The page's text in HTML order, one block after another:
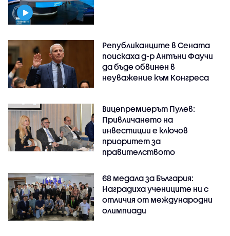
Републиканците в Сената
поискаха д-р Антъни Фаучи
да бъде обвинен в
неуважение към Конгреса
Вицепремиерът Пулев:
Привличането на
инвестиции е ключов
приоритет за
правителството
68 медала за България:
Наградиха учениците ни с
отличия от международни
олимпиади